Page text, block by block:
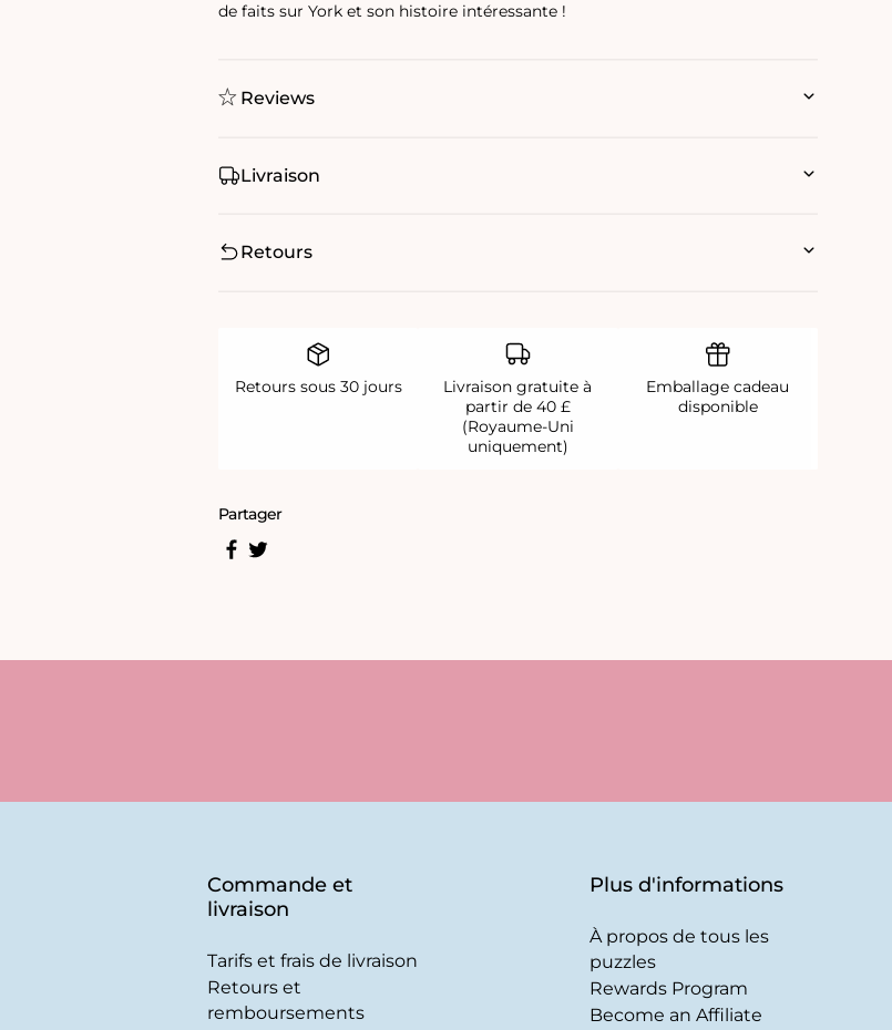
de faits sur York et son histoire intéressante !
Reviews
Livraison
Retours
Retours sous 30 jours
Livraison gratuite à
partir de 40 £
(Royaume-Uni
uniquement)
Emballage cadeau
disponible
Partager
Commande et
livraison
Tarifs et frais de livraison
Retours et
remboursements
Plus d'informations
À propos de tous les
puzzles
Rewards Program
Become an Affiliate